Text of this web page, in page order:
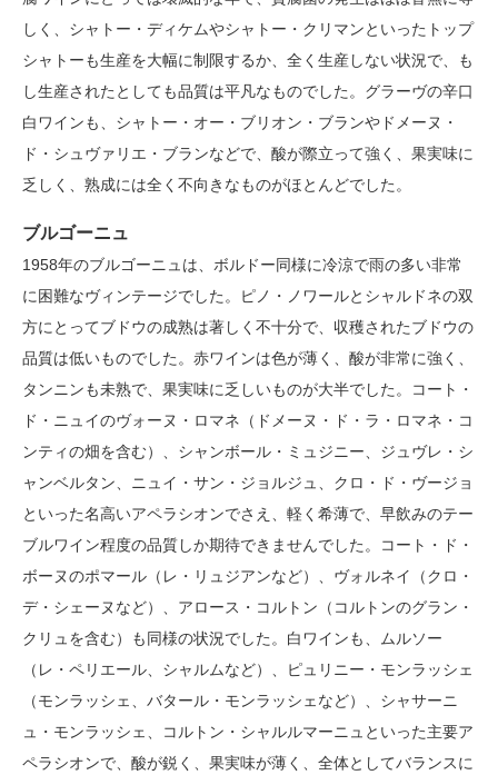
しく、シャトー・ディケムやシャトー・クリマンといったトップ
シャトーも生産を大幅に制限するか、全く生産しない状況で、も
し生産されたとしても品質は平凡なものでした。グラーヴの辛口
白ワインも、シャトー・オー・ブリオン・ブランやドメーヌ・
ド・シュヴァリエ・ブランなどで、酸が際立って強く、果実味に
乏しく、熟成には全く不向きなものがほとんどでした。
ブルゴーニュ
1958年のブルゴーニュは、ボルドー同様に冷涼で雨の多い非常
に困難なヴィンテージでした。ピノ・ノワールとシャルドネの双
方にとってブドウの成熟は著しく不十分で、収穫されたブドウの
品質は低いものでした。赤ワインは色が薄く、酸が非常に強く、
タンニンも未熟で、果実味に乏しいものが大半でした。コート・
ド・ニュイのヴォーヌ・ロマネ（ドメーヌ・ド・ラ・ロマネ・コ
ンティの畑を含む）、シャンボール・ミュジニー、ジュヴレ・シ
ャンベルタン、ニュイ・サン・ジョルジュ、クロ・ド・ヴージョ
といった名高いアペラシオンでさえ、軽く希薄で、早飲みのテー
ブルワイン程度の品質しか期待できませんでした。コート・ド・
ボーヌのポマール（レ・リュジアンなど）、ヴォルネイ（クロ・
デ・シェーヌなど）、アロース・コルトン（コルトンのグラン・
クリュを含む）も同様の状況でした。白ワインも、ムルソー
（レ・ペリエール、シャルムなど）、ピュリニー・モンラッシェ
（モンラッシェ、バタール・モンラッシェなど）、シャサーニ
ュ・モンラッシェ、コルトン・シャルルマーニュといった主要ア
ペラシオンで、酸が鋭く、果実味が薄く、全体としてバランスに